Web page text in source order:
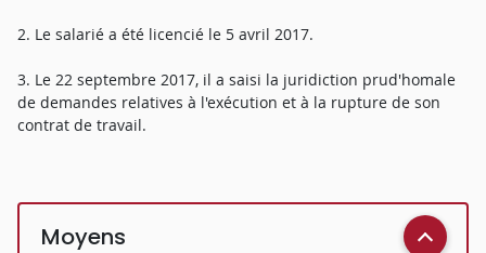
2. Le salarié a été licencié le 5 avril 2017.
3. Le 22 septembre 2017, il a saisi la juridiction prud'homale
de demandes relatives à l'exécution et à la rupture de son
contrat de travail.
Moyens